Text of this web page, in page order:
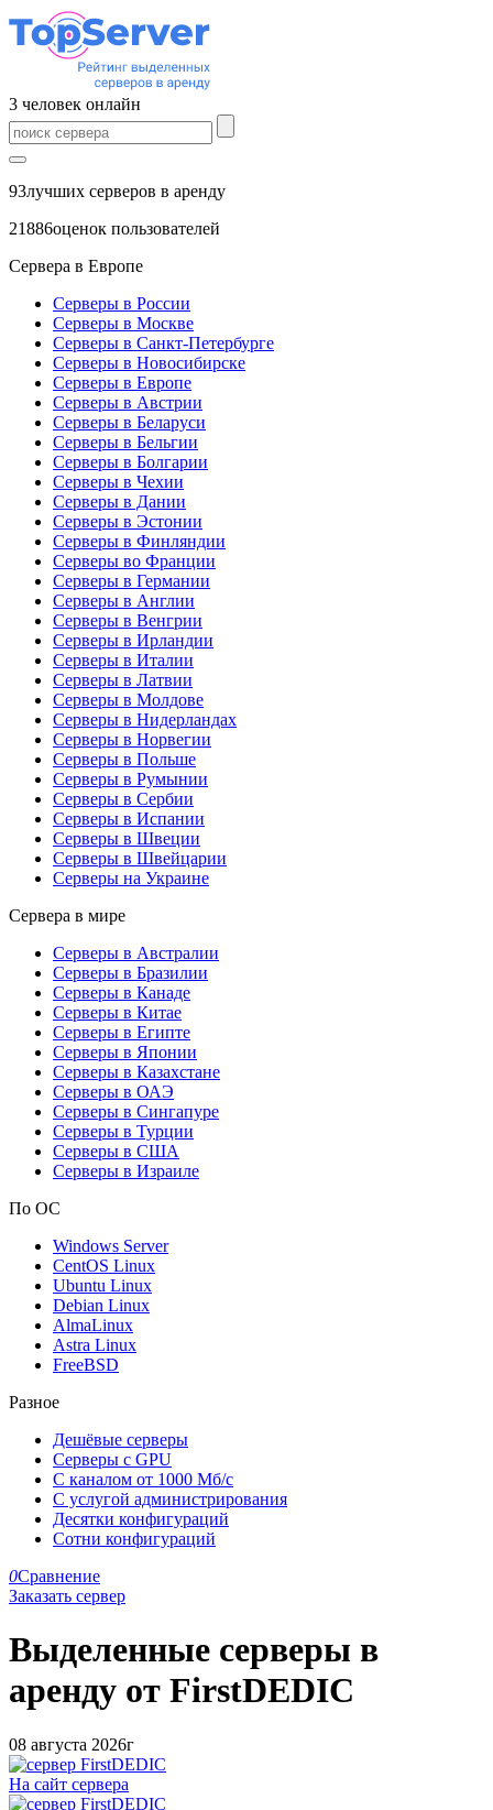
3 человек онлайн
93лучших серверов в аренду
21886оценок пользователей
Сервера в Европе
Серверы в России
Серверы в Москве
Серверы в Санкт-Петербурге
Серверы в Новосибирске
Серверы в Европе
Серверы в Австрии
Серверы в Беларуси
Серверы в Бельгии
Серверы в Болгарии
Серверы в Чехии
Серверы в Дании
Серверы в Эстонии
Серверы в Финляндии
Серверы во Франции
Серверы в Германии
Серверы в Англии
Серверы в Венгрии
Серверы в Ирландии
Серверы в Италии
Серверы в Латвии
Серверы в Молдове
Серверы в Нидерландах
Серверы в Норвегии
Серверы в Польше
Серверы в Румынии
Серверы в Сербии
Серверы в Испании
Серверы в Швеции
Серверы в Швейцарии
Серверы на Украине
Сервера в мире
Серверы в Австралии
Серверы в Бразилии
Серверы в Канаде
Серверы в Китае
Серверы в Египте
Серверы в Японии
Серверы в Казахстане
Серверы в ОАЭ
Серверы в Сингапуре
Серверы в Турции
Серверы в США
Серверы в Израиле
По ОС
Windows Server
CentOS Linux
Ubuntu Linux
Debian Linux
AlmaLinux
Astra Linux
FreeBSD
Разное
Дешёвые серверы
Серверы с GPU
С каналом от 1000 Мб/с
С услугой администрирования
Десятки конфигураций
Сотни конфигураций
0Сравнение
Заказать сервер
Выделенные серверы в
аренду от FirstDEDIC
08 августа 2026г
На сайт сервера